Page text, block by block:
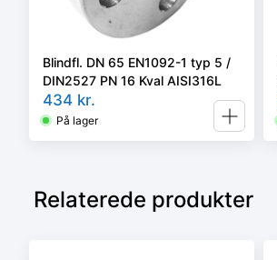
Blindfl. DN 65 EN1092-1 typ 5 /
DIN2527 PN 16 Kval AISI316L
434 kr.
På lager
Relaterede produkter